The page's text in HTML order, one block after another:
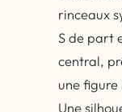
rinceaux
S de part
central,
une
Une